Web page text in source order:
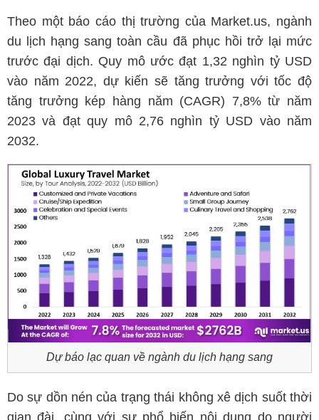
Theo một báo cáo thị trường của Market.us, ngành
du lịch hạng sang toàn cầu đã phục hồi trở lại mức
trước đại dịch. Quy mô ước đạt 1,32 nghìn tỷ USD
vào năm 2022, dự kiến sẽ tăng trưởng với tốc độ
tăng trưởng kép hàng năm (CAGR) 7,8% từ năm
2023 và đạt quy mô 2,76 nghìn tỷ USD vào năm
2032.
Dự báo lạc quan về ngành du lịch hạng sang
Do sự dồn nén của trạng thái không xê dịch suốt thời
gian đài, cùng với sự phổ biến nội dung do người